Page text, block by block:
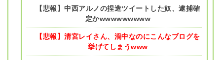
【悲報】中西アルノの捏造ツイートした奴、逮捕確
定かwwwwwwwww
【悲報】清宮レイさん、渦中なのにこんなブログを
挙げてしまうwww